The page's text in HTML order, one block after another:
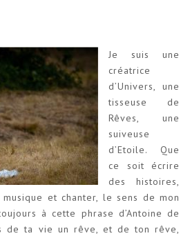
Je suis une
créatrice
d’Univers, une
tisseuse de
Rêves, une
suiveuse
d’Etoile. Que
ce soit écrire
des histoires,
et chanter, le sens de mon
à cette phrase d’Antoine de
de ta vie un rêve, et de ton rêve,